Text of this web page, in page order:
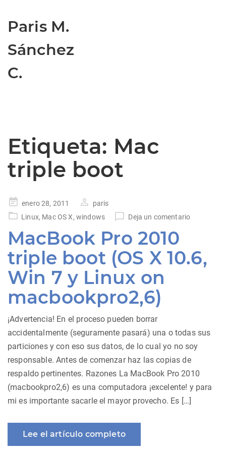
Paris M.
Sánchez
C.
Etiqueta: Mac
triple boot
Publicado
en
enero 28, 2011
paris
Linux, Mac OS X, windows Deja un comentario
MacBook Pro 2010
triple boot (OS X 10.6,
Win 7 y Linux on
macbookpro2,6)
¡Advertencia! En el proceso pueden borrar
accidentalmente (seguramente pasará) una o todas sus
particiones y con eso sus datos, de lo cual yo no soy
responsable. Antes de comenzar haz las copias de
respaldo pertinentes. Razones La MacBook Pro 2010
(macbookpro2,6) es una computadora ¡excelente! y para
mi es importante sacarle el mayor provecho. Es […]
Lee el artículo completo